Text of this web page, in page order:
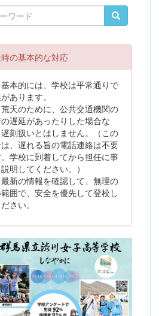
の基本的な対応
的には、学校は平常通りで
あります。
のために、公共交通機関の
遅延があったりした場合な
遅刻扱いとはしません。（この
、遅れる旨の電話連絡は不要
学校に到着してから担任に事
明してください。）
の情報を確認して、無理の
囲で、安全を優先して登校し
さい。